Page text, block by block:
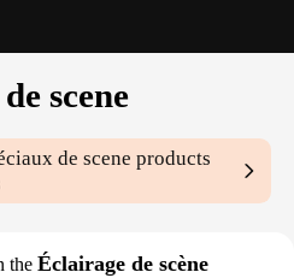
scene
de scene products
the Éclairage de scène